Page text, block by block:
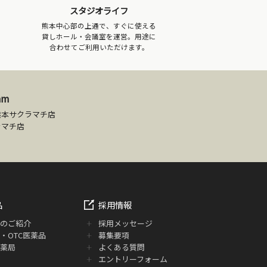
スタジオライフ
熊本中心部の上通で、すぐに使える
貸しホール・会議室を運営。用途に
合わせてご利用いただけます。
サクラマチ店
チ店
ご紹介
OTC医薬品
局
採用情報
採用メッセージ
募集要項
よくある質問
エントリーフォーム